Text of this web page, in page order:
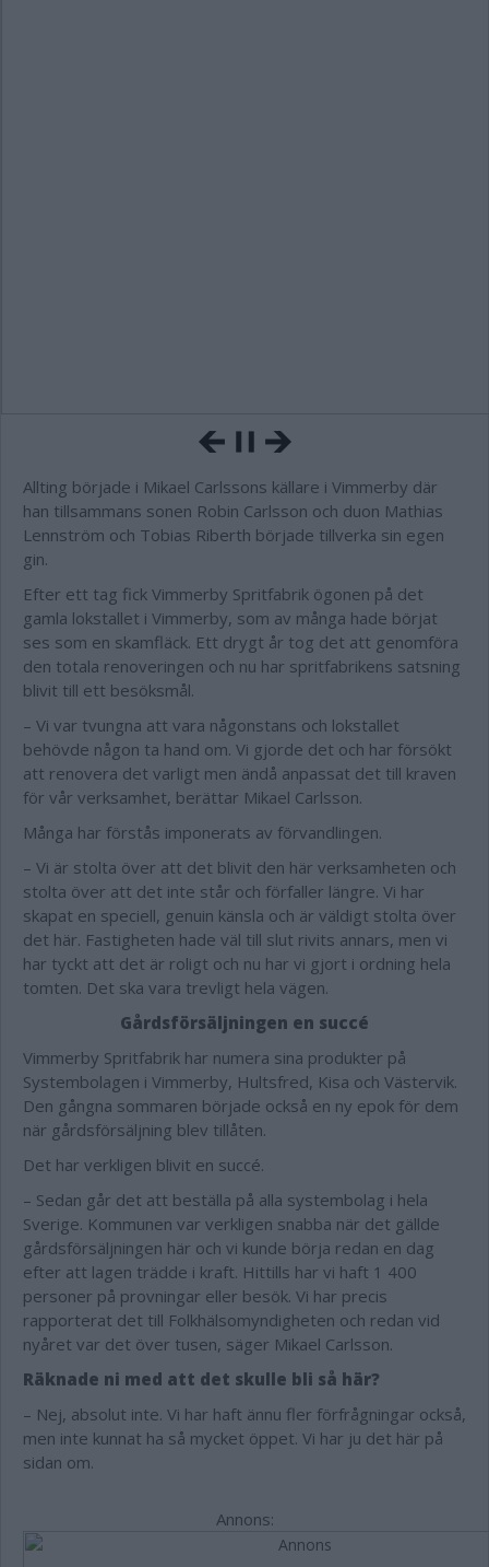
Allting började i Mikael Carlssons källare i Vimmerby där
han tillsammans sonen Robin Carlsson och duon Mathias
Lennström och Tobias Riberth började tillverka sin egen
gin.
Efter ett tag fick Vimmerby Spritfabrik ögonen på det
gamla lokstallet i Vimmerby, som av många hade börjat
ses som en skamfläck. Ett drygt år tog det att genomföra
den totala renoveringen och nu har spritfabrikens satsning
blivit till ett besöksmål.
– Vi var tvungna att vara någonstans och lokstallet
behövde någon ta hand om. Vi gjorde det och har försökt
att renovera det varligt men ändå anpassat det till kraven
för vår verksamhet, berättar Mikael Carlsson.
Många har förstås imponerats av förvandlingen.
– Vi är stolta över att det blivit den här verksamheten och
stolta över att det inte står och förfaller längre. Vi har
skapat en speciell, genuin känsla och är väldigt stolta över
det här. Fastigheten hade väl till slut rivits annars, men vi
har tyckt att det är roligt och nu har vi gjort i ordning hela
tomten. Det ska vara trevligt hela vägen.
Gårdsförsäljningen en succé
Vimmerby Spritfabrik har numera sina produkter på
Systembolagen i Vimmerby, Hultsfred, Kisa och Västervik.
Den gångna sommaren började också en ny epok för dem
när gårdsförsäljning blev tillåten.
Det har verkligen blivit en succé.
– Sedan går det att beställa på alla systembolag i hela
Sverige. Kommunen var verkligen snabba när det gällde
gårdsförsäljningen här och vi kunde börja redan en dag
efter att lagen trädde i kraft. Hittills har vi haft 1 400
personer på provningar eller besök. Vi har precis
rapporterat det till Folkhälsomyndigheten och redan vid
nyåret var det över tusen, säger Mikael Carlsson.
Räknade ni med att det skulle bli så här?
– Nej, absolut inte. Vi har haft ännu fler förfrågningar också,
men inte kunnat ha så mycket öppet. Vi har ju det här på
sidan om.
Annons: